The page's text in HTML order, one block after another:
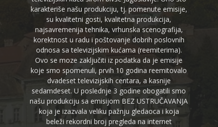
karakteriše našu produkciju, tj. pomenute emisije,
su kvalitetni gosti, kvalitetna produkcija,
najsavremenija tehnika, vrhunska scenografija,
korektnost u radu i poštovanje dobrih poslovnih
odnosa sa televizijskim kućama (reemiterima).
Ovo se moze zaključiti iz podatka da je emisije
koje smo spomenuli, prvih 10 godina reemitovalo
dvadeset televizijskih centara, a kasnije
sedamdeset. U poslednje 3 godine obogatili smo
našu produkciju sa emisijom BEZ USTRUČAVANJA
koja je izazvala veliku pažnju gledaoca i koja
beleži rekordni broj pregleda na internet